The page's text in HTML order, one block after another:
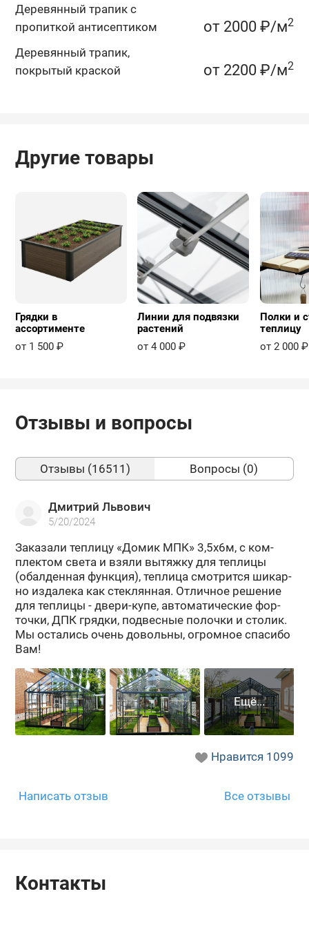
Деревянный трапик c
пропиткой антисептиком
от 2000 ₽/м2
Деревянный трапик,
покрытый краской
от 2200 ₽/м2
Другие товары
Грядки в
ассортименте
от 1 500 ₽
Линии для подвязки
растений
от 4 000 ₽
Полки и
теплицу
от 2 000 ₽
Отзывы и вопросы
Отзывы (16511) Вопросы (0)
Дмитрий Львович
5/20/2024
За­ка­за­ли теп­ли­цу «Домик МПК» 3,5х6м, с ком­
плек­том света и взяли вы­тяж­ку для теп­ли­цы
(обал­ден­ная функ­ция), теп­ли­ца смот­рит­ся ши­кар­
но из­да­ле­ка как стек­лян­ная. От­лич­ное ре­ше­ние
для теп­ли­цы - двери-​купе, ав­то­ма­ти­че­ские фор­
точ­ки, ДПК гряд­ки, под­вес­ные по­лоч­ки и сто­лик.
Мы оста­лись очень до­воль­ны, огром­ное спа­си­бо
Вам!
Нравится 1099
Написать отзыв Все отзывы
Контакты